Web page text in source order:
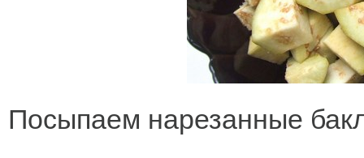
Посыпаем нарезанные